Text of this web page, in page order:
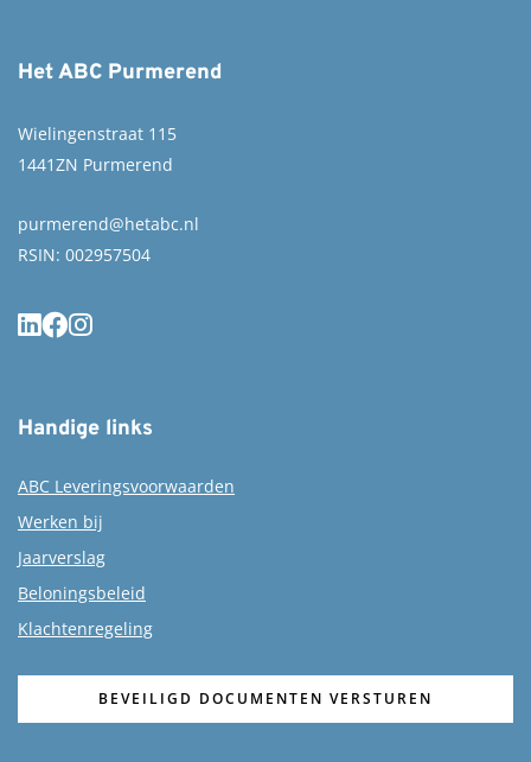
Het ABC Purmerend
Wielingenstraat 115
1441ZN Purmerend
purmerend@hetabc.nl
RSIN: 002957504
Handige links
ABC Leveringsvoorwaarden
Werken bij
Jaarverslag
Beloningsbeleid
Klachtenregeling
BEVEILIGD DOCUMENTEN VERSTUREN